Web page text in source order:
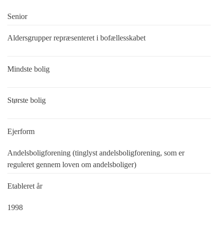
Senior
Aldersgrupper repræsenteret i bofællesskabet
Mindste bolig
Største bolig
Ejerform
Andelsboligforening (tinglyst andelsboligforening, som er
reguleret gennem loven om andelsboliger)
Etableret år
1998